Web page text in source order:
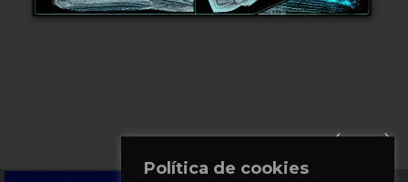
Política de cookies